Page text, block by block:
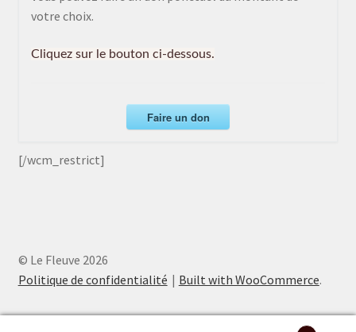
votre choix.
Cliquez sur le bouton ci-dessous.
Faire un don
[/wcm_restrict]
© Le Fleuve 2026
Politique de confidentialité
Built with WooCommerce.